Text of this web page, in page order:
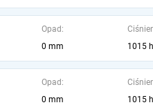
Opad:
0 mm
1015
Opad:
0 mm
1015